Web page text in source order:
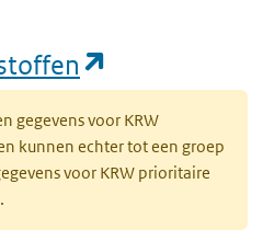
gegevens voor KRW
kunnen echter tot een groep
voor KRW prioritaire